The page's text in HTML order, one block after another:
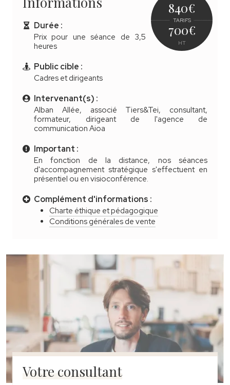
TARIFS
840€
700€
HT
Durée :
Prix pour une séance de 3,5
heures
Public cible :
Cadres et dirigeants
Intervenant(s) :
Alban Allée, associé Tiers&Tei, consultant,
formateur, dirigeant de l'agence de
communication Aioa
Important :
En fonction de la distance, nos séances
d'accompagnement stratégique s'effectuent en
présentiel ou en visioconférence.
Complément d'informations :
Charte éthique et pédagogique
Conditions générales de vente
Votre consultant